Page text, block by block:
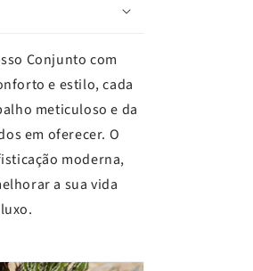
Conjunto com
e estilo, cada
meticuloso e da
em oferecer. O
moderna,
a sua vida